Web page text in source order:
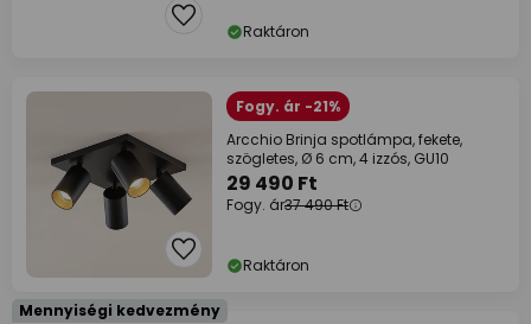
Raktáron
Fogy. ár -21%
Arcchio Brinja spotlámpa, fekete,
szögletes, Ø 6 cm, 4 izzós, GU10
29 490 Ft
Fogy. ár37 490 Ft
Raktáron
Mennyiségi kedvezmény